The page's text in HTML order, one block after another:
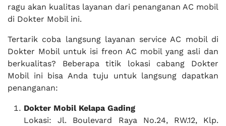
ragu akan kualitas layanan dari penanganan AC mobil
di Dokter Mobil ini.
Tertarik coba langsung layanan service AC mobil di
Dokter Mobil untuk isi freon AC mobil yang asli dan
berkualitas? Beberapa titik lokasi cabang Dokter
Mobil ini bisa Anda tuju untuk langsung dapatkan
penanganan:
Dokter Mobil Kelapa Gading
Lokasi: Jl. Boulevard Raya No.24, RW.12, Klp.